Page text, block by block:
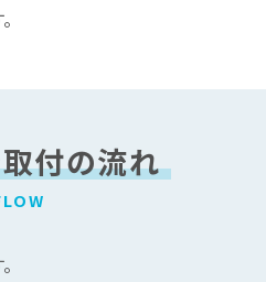
付の流れ